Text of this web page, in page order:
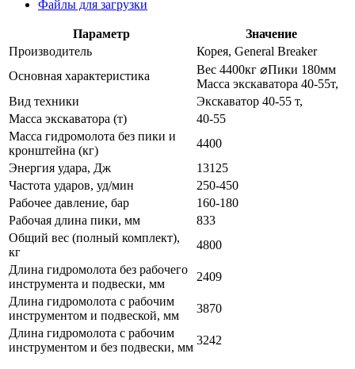
Файлы для загрузки
Параметр
Значение
Производитель
Корея, General Breaker
Основная характеристика
Вес 4400кг ⌀Пики 180мм
Масса экскаватора 40-55т,
Вид техники
Экскаватор 40-55 т,
Масса экскаватора (т)
40-55
Масса гидромолота без пики и
кронштейна (кг)
4400
Энергия удара, Дж
13125
Частота ударов, уд/мин
250-450
Рабочее давление, бар
160-180
Рабочая длина пики, мм
833
Общий вес (полный комплект),
кг
4800
Длина гидромолота без рабочего
инструмента и подвески, мм
2409
Длина гидромолота c рабочим
инструментом и подвеской, мм
3870
Длина гидромолота с рабочим
инструментом и без подвески, мм
3242